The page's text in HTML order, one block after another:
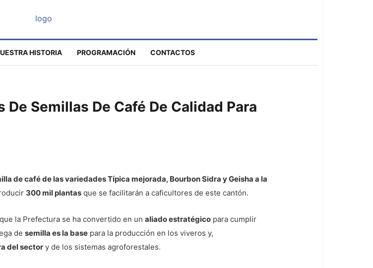
HISTORIA PROGRAMACIÓN CONTACTOS
Semillas De Café De Calidad Para
de café de las variedades Típica mejorada, Bourbon Sidra y Geisha a la
300 mil plantas que se facilitarán a caficultores de este cantón.
la Prefectura se ha convertido en un aliado estratégico para cumplir
de semilla es la base para la producción en los viveros y,
del sector y de los sistemas agroforestales.